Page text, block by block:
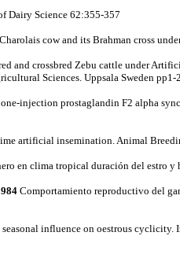
Dairy Science 62:355-357
cow and its Brahman cross
and crossbred Zebu cattle under
Sciences. Uppsala Sweden pp1-
injection prostaglandin F2 alpha
artificial insemination. Animal
en clima tropical duración del estro
Comportamiento reproductivo del
influence on oestrous